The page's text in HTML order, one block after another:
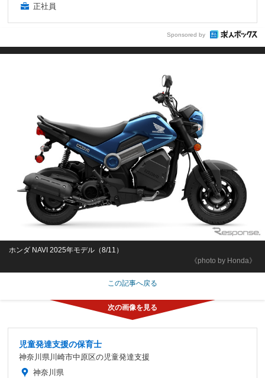
正社員
Sponsored by
《photo by Honda》
ホンダ NAVI 2025年モデル（8/11）
この記事へ戻る
児童発達支援の保育士
神奈川県川崎市中原区の児童発達支援
神奈川県